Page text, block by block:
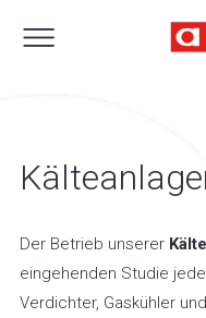
Der Betrieb unserer
eingehenden Studie
Verdichter, Gaskühler